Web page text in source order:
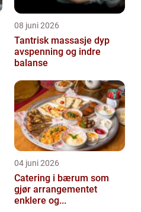
08 juni 2026
Tantrisk massasje dyp
avspenning og indre
balanse
04 juni 2026
Catering i bærum som
gjør arrangementet
enklere og...